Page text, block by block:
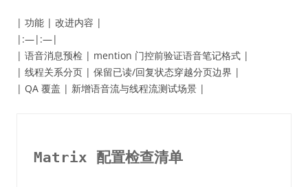
| 功能 | 改进内容 |
|:—|:—|
| 语音消息预检 | mention 门控前验证语音笔记格式 |
| 线程关系分页 | 保留已读/回复状态穿越分页边界 |
| QA 覆盖 | 新增语音流与线程流测试场景 |
Matrix 配置检查清单